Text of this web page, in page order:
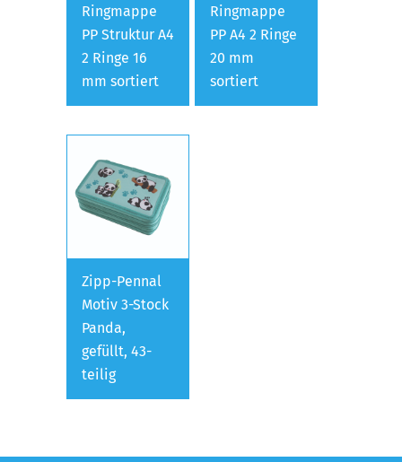
Ringmappe
PP Struktur A4
2 Ringe 16
mm sortiert
Ringmappe
PP A4 2 Ringe
20 mm
sortiert
Zipp-Pennal
Motiv 3-Stock
Panda,
gefüllt, 43-
teilig